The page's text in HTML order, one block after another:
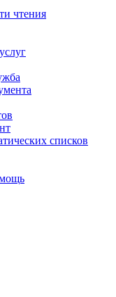
чтения
списков